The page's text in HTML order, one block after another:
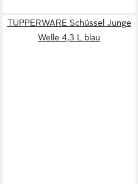
TUPPERWARE Schüssel Junge
Welle 4,3 L blau